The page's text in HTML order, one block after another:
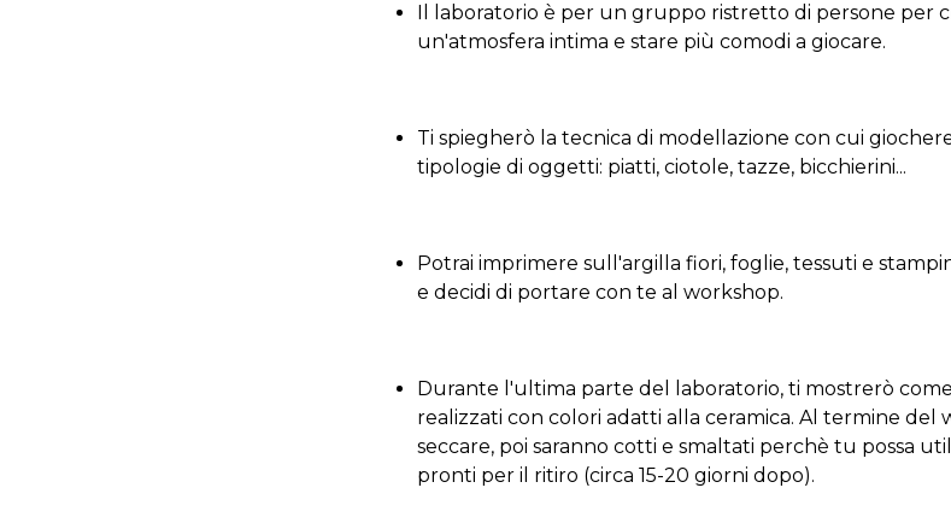
Il laboratorio è per un gruppo ristretto di persone per
un'atmosfera intima e stare più comodi a giocare.
Ti spiegherò la tecnica di modellazione con cui
tipologie di oggetti: piatti, ciotole, tazze, bicchierini...
Potrai imprimere sull'argilla fiori, foglie, tessuti e
e decidi di portare con te al workshop.
Durante l'ultima parte del laboratorio, ti mostrerò
realizzati con colori adatti alla ceramica. Al termine del
seccare, poi saranno cotti e smaltati perchè tu possa
pronti per il ritiro (circa 15-20 giorni dopo).